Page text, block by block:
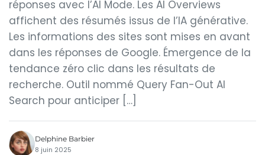
réponses avec l’AI Mode. Les AI Overviews
affichent des résumés issus de l’IA générative.
Les informations des sites sont mises en avant
dans les réponses de Google. Émergence de la
tendance zéro clic dans les résultats de
recherche. Outil nommé Query Fan-Out AI
Search pour anticiper […]
Delphine Barbier
8 juin 2025